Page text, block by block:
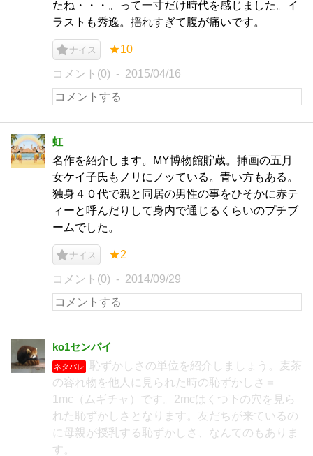
たね・・・。って一寸だけ時代を感じました。イ
ラストも秀逸。揺れすぎて腹が痛いです。
ナイス ★10
コメント(0) 2015/04/16
虹
名作を紹介します。MY博物館貯蔵。挿画の五月
女ケイ子氏もノリにノッている。青い方もある。
独身４０代で親と同居の男性の事をひそかに赤テ
ィーと呼んだりして身内で通じるくらいのプチブ
ームでした。
ナイス ★2
コメント(0) 2014/09/29
ko1センパイ
ネタバレ
恥ずかしさの単位を紹介しましょう。麦茶
の容れ物を他人に見られた時の恥ずかしさ＝
1mc（ムギチャ）です。2mcはくつ下の穴を見ら
れた恥ずかしさとなります。友だちが来ているの
に母親が授乳する恥ずかしさ、なんてのもありま
す。